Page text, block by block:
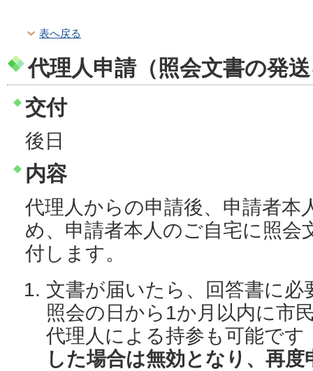
表へ戻る
代理人申請（照会文書の発
交付
後日
内容
代理人からの申請後、申請者本
め、申請者本人のご自宅に照会
付します。
文書が届いたら、回答書に必
照会の日から1か月以内に市
代理人による持参も可能です
した場合は無効となり、再